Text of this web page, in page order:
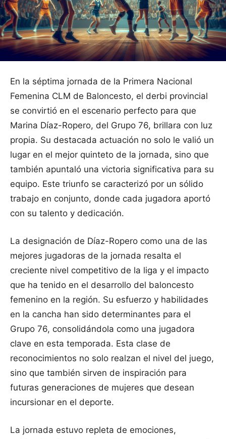
En la séptima jornada de la Primera Nacional
Femenina CLM de Baloncesto, el derbi provincial
se convirtió en el escenario perfecto para que
Marina Díaz-Ropero, del Grupo 76, brillara con luz
propia. Su destacada actuación no solo le valió un
lugar en el mejor quinteto de la jornada, sino que
también apuntaló una victoria significativa para su
equipo. Este triunfo se caracterizó por un sólido
trabajo en conjunto, donde cada jugadora aportó
con su talento y dedicación.
La designación de Díaz-Ropero como una de las
mejores jugadoras de la jornada resalta el
creciente nivel competitivo de la liga y el impacto
que ha tenido en el desarrollo del baloncesto
femenino en la región. Su esfuerzo y habilidades
en la cancha han sido determinantes para el
Grupo 76, consolidándola como una jugadora
clave en esta temporada. Esta clase de
reconocimientos no solo realzan el nivel del juego,
sino que también sirven de inspiración para
futuras generaciones de mujeres que desean
incursionar en el deporte.
La jornada estuvo repleta de emociones,